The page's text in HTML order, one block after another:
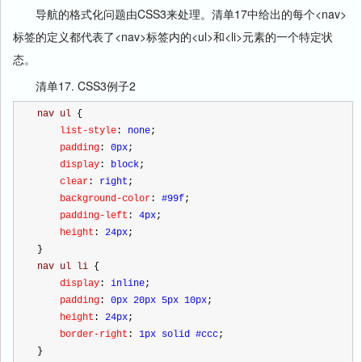
导航的格式化问题由CSS3来处理。清单17中给出的每个<nav>
标签的定义都代表了<nav>标签内的<ul>和<li>元素的一个特定状
态。
清单17. CSS3例子2
nav ul {
    list-style
: none;
    padding
: 0px;
    display
: block;
    clear
: right ;
    background-color
: #99f;
    padding-left
: 4px;
    height
: 24px;
}
nav ul li {
    display
: inline;
    padding
: 0px 20px 5px 10px;
    height
: 24px;
    border-right
: 1px solid #ccc;
}